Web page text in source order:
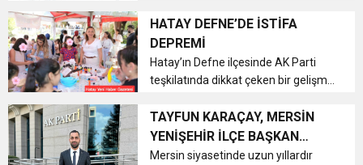
GÖNÜLLERE DOKUNAN ZİYARET
günlerde Cumhur ittifakı aleyhine
yaptığı açıklamaları eleştirerek,
“Sayın Özel akıl tutulması yaşıyor,
öfk...
HATAY DEFNE’DE İSTİFA
DEPREMİ
Hatay’ın Defne ilçesinde AK Parti
teşkilatında dikkat çeken bir gelişme
İlçe Başkanı Aysel Barutçu, yaklaşık
8 aydır sürdürdüğü görevinden istifa
ettiğini açıklad...
TAYFUN KARAÇAY, MERSİN
YENİŞEHİR İLÇE BAŞKAN
YARDIMCILIĞINA ATANDI
Mersin siyasetinde uzun yıllardır